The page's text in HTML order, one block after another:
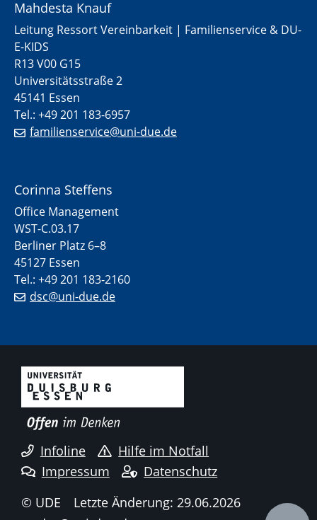
Mahdesta Knauf
Leitung Ressort Vereinbarkeit | Familienservice & DU-
E-KIDS
R13 V00 G15
Universitätsstraße 2
45141 Essen
Tel.: +49 201 183-6957
familienservice@uni-due.de
Corinna Steffens
Office Management
WST-C.03.17
Berliner Platz 6–8
45127 Essen
Tel.: +49 201 183-2160
dsc@uni-due.de
Infoline
Hilfe im Notfall
Impressum
Datenschutz
© UDE
Letzte Änderung: 29.06.2026